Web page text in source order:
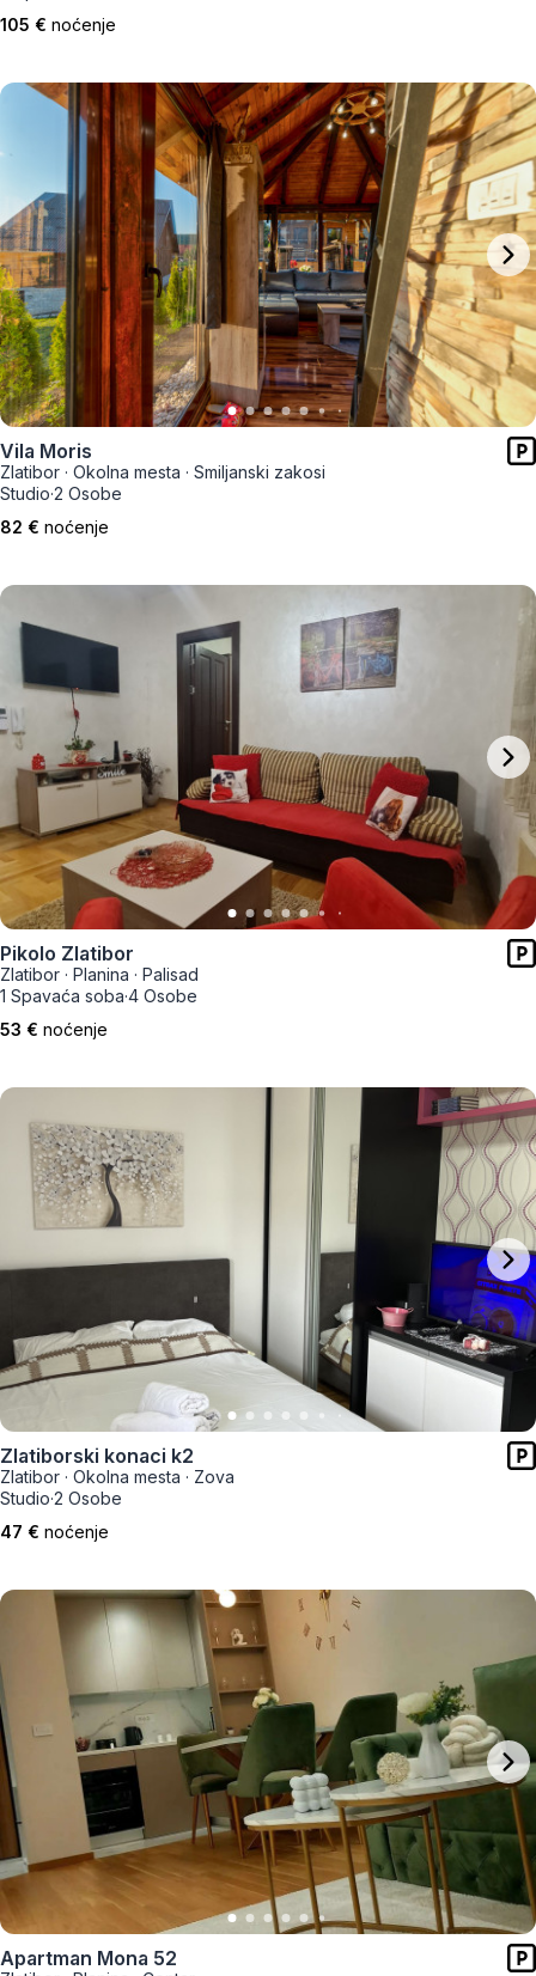
105 € noćenje
Vila Moris
Zlatibor · Okolna mesta · Smiljanski zakosi
Studio·2 Osobe
82 € noćenje
Pikolo Zlatibor
Zlatibor · Planina · Palisad
1 Spavaća soba·4 Osobe
53 € noćenje
Zlatiborski konaci k2
Zlatibor · Okolna mesta · Zova
Studio·2 Osobe
47 € noćenje
Apartman Mona 52